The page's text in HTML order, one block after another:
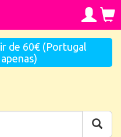
de 60€ (Portugal